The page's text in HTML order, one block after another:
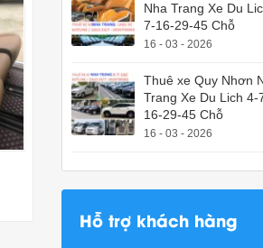
Nha Trang Xe Du
7-16-29-45 Chỗ
16 - 03 - 2026
Thuê xe Quy Nhơn
Trang Xe Du Lich 4-
16-29-45 Chỗ
16 - 03 - 2026
Hỗ trợ khách hàng